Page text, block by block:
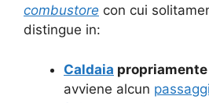
combustore con cui
distingue in:
Caldaia
avviene alcun